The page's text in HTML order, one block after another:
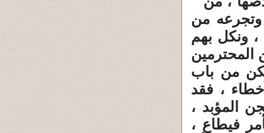
وتجرعه من
، ونكل بهم
المحترمين
من باب
، فقد
المؤبد ،
فيطاع ،